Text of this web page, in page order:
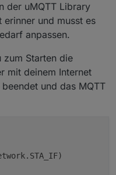
+
%s" % (topic,
der uMQTT Library
und musst es
anpassen.
Starten die
mit deinem Internet
und das MQTT